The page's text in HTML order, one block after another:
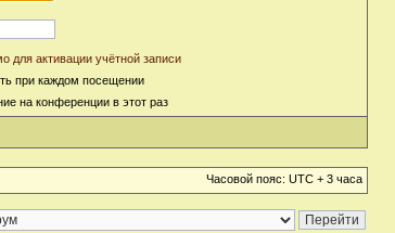
для активации учётной записи
при каждом посещении
на конференции в этот раз
Часовой пояс: UTC + 3 часа